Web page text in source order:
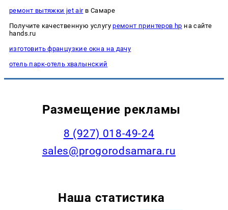
ремонт вытяжки jet airв Самаре
Получите качественную услугуремонт принтеров hp на сайте
hands.ru
изготовить французкие окна на дачу
отель парк-отель хвалынский
Размещение рекламы
8 (927) 018-49-24
sales@progorodsamara.ru
Наша статистика